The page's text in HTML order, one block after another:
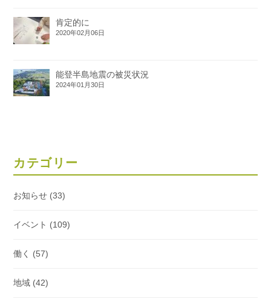
肯定的に
2020年02月06日
能登半島地震の被災状況
2024年01月30日
カテゴリー
お知らせ (33)
イベント (109)
働く (57)
地域 (42)